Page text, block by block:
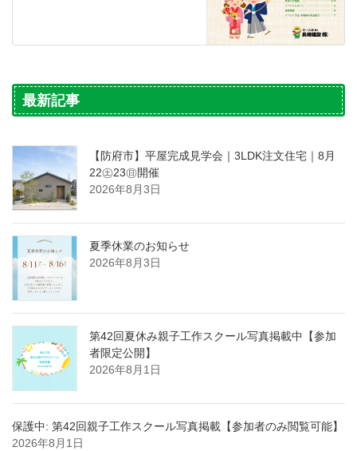
最新記事
【防府市】平屋完成見学会｜3LDK注文住宅｜8月
22㊏23㊐開催
2026年8月3日
夏季休業のお知らせ
2026年8月3日
第42回夏休み親子工作スクール写真掲載中【参加
者限定公開】
2026年8月1日
保護中: 第42回親子工作スクール写真掲載【参加者のみ閲覧可能】
2026年8月1日